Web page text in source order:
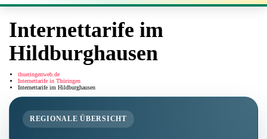
Internettarife im
Hildburghausen
thueringenweb.de
Internettarife in Thüringen
Internettarife im Hildburghausen
REGIONALE ÜBERSICHT